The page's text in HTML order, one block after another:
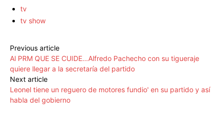
tv
tv show
Previous article
Al PRM QUE SE CUIDE…Alfredo Pachecho con su tigueraje
quiere llegar a la secretaría del partido
Next article
Leonel tiene un reguero de motores fundio' en su partido y así
habla del gobierno